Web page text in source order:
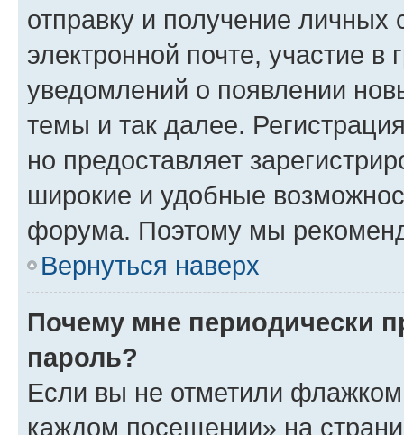
отправку и получение
электронной почте, участие в
уведомлений о появлении
темы и так далее.
но предоставляет
широкие и удобные
форума. Поэтому мы
Вернуться наверх
Почему мне периодически
пароль?
Если вы не отметили флажком
каждом посещении» на